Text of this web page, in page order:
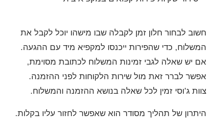
חשוב לבחור חלון זמן לקבלה שבו מישהו יוכל לקבל את
המשלוח, כדי שהפירות ייכנסו למקפיא מיד עם ההגעה.
אם יש שאלה לגבי זמינות המשלוח לכתובת מסוימת,
אפשר לברר זאת מול שירות הלקוחות לפני ההזמנה.
צוות ג’וסי זמין לכל שאלה בנושא ההזמנה והמשלוח.
היתרון של תהליך מסודר הוא שאפשר לחזור עליו בקלות.